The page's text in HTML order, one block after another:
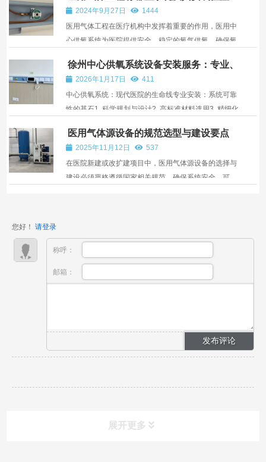
氧气供应是医疗救护的基石，是基层卫生机构的生命
线，更是...
2024年9月27日
1444
医用气体工程在医疗机构中发挥着重要的作用，医用中
心供氧系统为医院提供安全，稳定的氧气供氧，确保氧
为医院提供稳定、充足的氧气源。液氧储罐储存大量液
态氧，通过汽化后供医院使用；制氧机则利用空气分离
技术现...
徐州中心供氧系统设备安装服务：专业、
可靠、一体化的生命支持保障
2026年1月17日
411
中心供氧系统：现代医院的生命线专业安装：系统可靠
性的基石1. 科学规划与设计2. 高标准材料选用3. 精细化
响应机制2. 熟悉本地医疗环境3. 持续维护支持4. 合规性
保障选择专业安装服务的考量因素未来发展趋势结语 ...
医用气体源设备的规范选型与建设要点
2025年11月12日
537
在医院新建或改扩建项目中，医用气体源设备的选择与
建设必须严格遵循国家相关规范，确保系统安全、可
您好！ 请登录
称呼：
邮箱：
展开更多